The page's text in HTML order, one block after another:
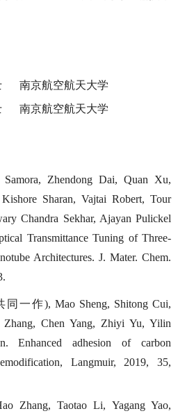
南京航空航天大学
南京航空航天大学
Zhendong Dai, Quan Xu,
Sharan, Vajtai Robert, Tour
Chandra Sekhar, Ajayan Pulickel
Transmittance Tuning of Three-
Architectures. J. Mater. Chem.
同一作), Mao Sheng, Shitong Cui,
Zhang, Chen Yang, Zhiyi Yu, Yilin
Enhanced adhesion of carbon
Langmuir, 2019, 35,
Zhang, Taotao Li, Yagang Yao,